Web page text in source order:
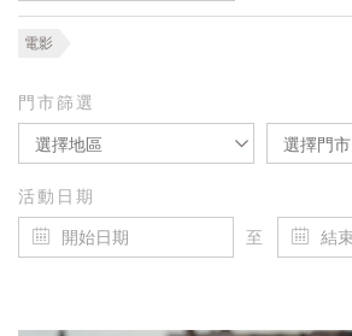
電影
門市篩選
選擇地區 選擇門市
活動日期
至